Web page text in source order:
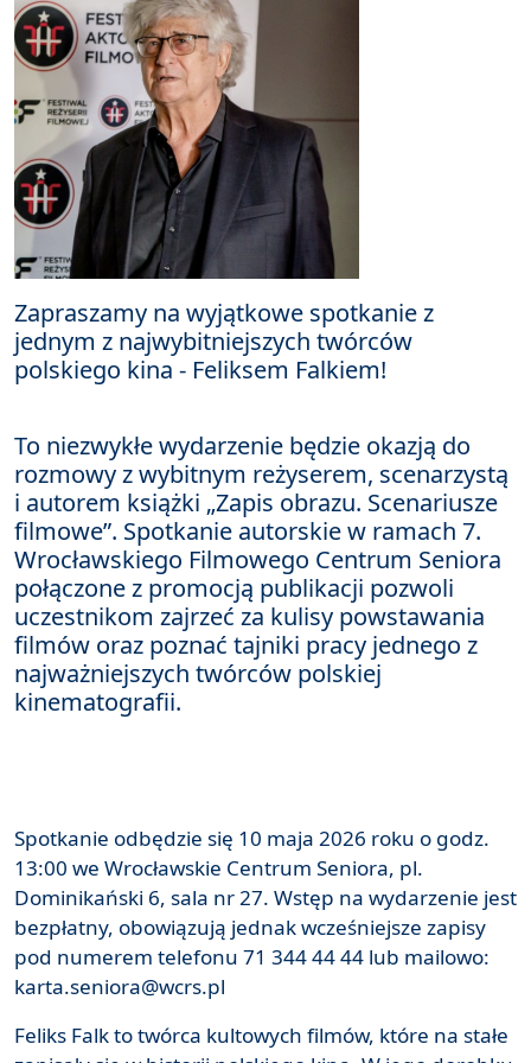
Zapraszamy na wyjątkowe spotkanie z
jednym z najwybitniejszych twórców
polskiego kina - Feliksem Falkiem!
To niezwykłe wydarzenie będzie okazją do
rozmowy z wybitnym reżyserem, scenarzystą
i autorem książki „Zapis obrazu. Scenariusze
filmowe”. Spotkanie autorskie w ramach 7.
Wrocławskiego Filmowego Centrum Seniora
połączone z promocją publikacji pozwoli
uczestnikom zajrzeć za kulisy powstawania
filmów oraz poznać tajniki pracy jednego z
najważniejszych twórców polskiej
kinematografii.
Spotkanie odbędzie się 10 maja 2026 roku o godz.
13:00 we Wrocławskie Centrum Seniora, pl.
Dominikański 6, sala nr 27. Wstęp na wydarzenie jest
bezpłatny, obowiązują jednak wcześniejsze zapisy
pod numerem telefonu 71 344 44 44 lub mailowo:
karta.seniora@wcrs.pl
Feliks Falk to twórca kultowych filmów, które na stałe